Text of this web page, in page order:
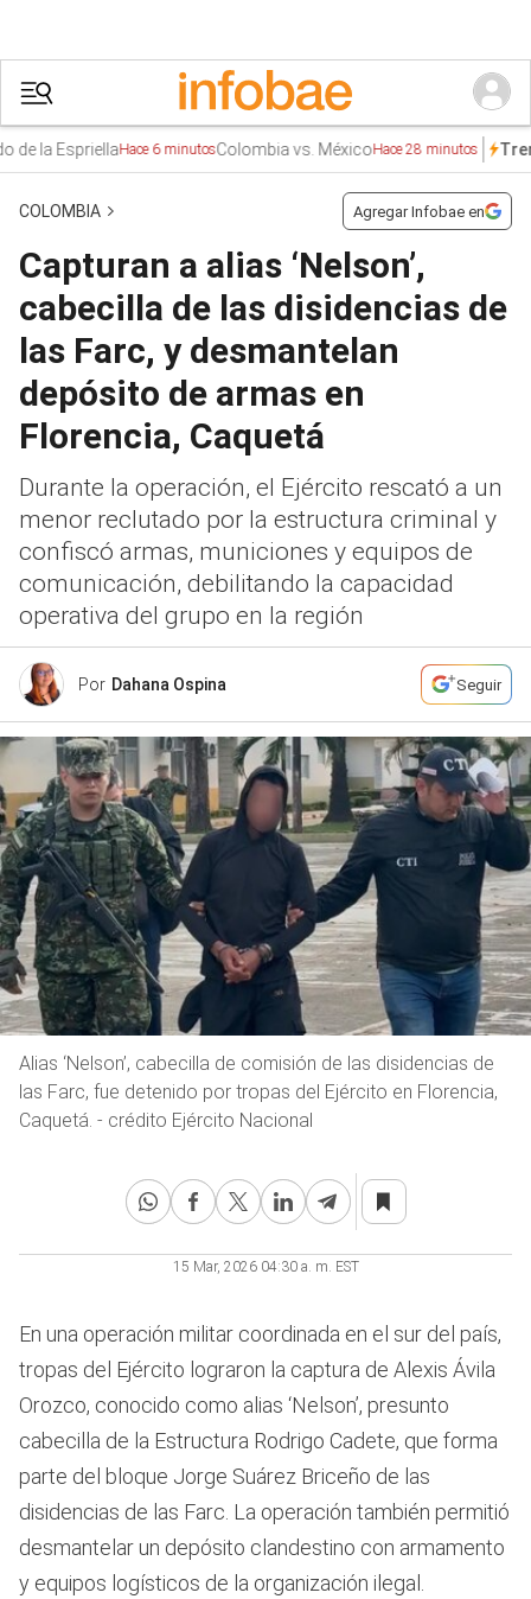
Hace 6 minutosColombia vs. México Hace 28 minutos Trends
COLOMBIA Agregar Infobae en
Capturan a alias ‘Nelson’,
cabecilla de las disidencias de
las Farc, y desmantelan
depósito de armas en
Florencia, Caquetá
Durante la operación, el Ejército rescató a un
menor reclutado por la estructura criminal y
confiscó armas, municiones y equipos de
comunicación, debilitando la capacidad
operativa del grupo en la región
Por Dahana Ospina Seguir
Alias ‘Nelson’, cabecilla de comisión de las disidencias de
las Farc, fue detenido por tropas del Ejército en Florencia,
Caquetá. - crédito Ejército Nacional
15 Mar, 2026 04:30 a. m. EST
En una operación militar coordinada en el sur del país,
tropas del Ejército lograron la captura de Alexis Ávila
Orozco, conocido como alias ‘Nelson’, presunto
cabecilla de la Estructura Rodrigo Cadete, que forma
parte del bloque Jorge Suárez Briceño de las
disidencias de las Farc. La operación también permitió
desmantelar un depósito clandestino con armamento
y equipos logísticos de la organización ilegal.